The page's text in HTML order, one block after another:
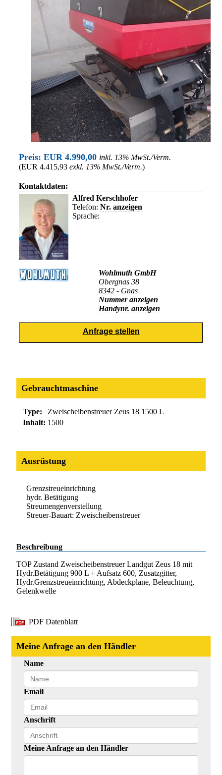
Preis: EUR 4.990,00 inkl. 13% MwSt./Verm.
(EUR 4.415,93 exkl. 13% MwSt./Verm.)
Kontaktdaten:
Alfred Kerschhofer
Telefon: Nr. anzeigen
Sprache:
Wohlmuth GmbH
Obergnas 38
8342 - Gnas
Nummer anzeigen
Handynr. anzeigen
Gebrauchtmaschine
Type:
Zweischeibenstreuer Zeus 18 1500 L
Inhalt: 1500
Ausrüstung
Grenzstreueinrichtung
hydr. Betätigung
Streumengenverstellung
Streuer-Bauart: Zweischeibenstreuer
Beschreibung
TOP Zustand Zweischeibenstreuer Landgut Zeus 18 mit
Hydr.Betätigung 900 L + Aufsatz 600, Zusatzgitter,
Hydr.Grenzstreueinrichtung, Abdeckplane, Beleuchtung,
Gelenkwelle
PDF Datenblatt
Meine Anfrage an den Händler
Name
Email
Anschrift
Meine Anfrage an den Händler